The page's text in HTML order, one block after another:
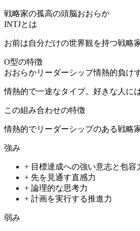
戦略家の孤高の頭脳おおらか
INTJとは
お前は自分だけの世界観を持つ戦略
O型の特徴
おおらかリーダーシップ情熱的負け
情熱的で一途なタイプ。好きな人に
この組み合わせの特徴
情熱的でリーダーシップのある戦略
強み
+ 目標達成への強い意志と包容
+ 先を見通す直感力
+ 論理的な思考力
+ 計画を実行する推進力
弱み